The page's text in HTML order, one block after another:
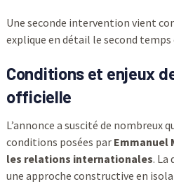
Une seconde intervention vient
explique en détail le second
Conditions et enjeux
officielle
L’annonce a suscité de nombreux
conditions posées par Emmanuel
les relations internationales. La
une approche constructive en